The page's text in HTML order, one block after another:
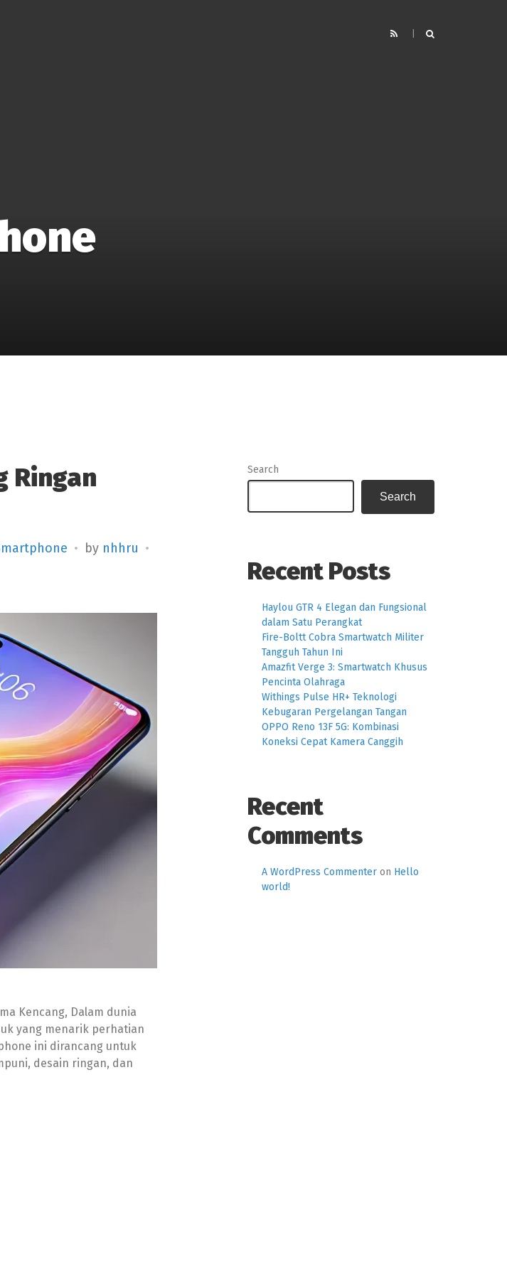
Ringan
by nhhru
Kencang, Dalam dunia
yang menarik perhatian
ini dirancang untuk
desain ringan, dan
Search
Search
Recent Posts
Haylou GTR 4 Elegan dan Fungsional
dalam Satu Perangkat
Fire-Boltt Cobra Smartwatch Militer
Tangguh Tahun Ini
Amazfit Verge 3: Smartwatch Khusus
Pencinta Olahraga
Withings Pulse HR+ Teknologi
Kebugaran Pergelangan Tangan
OPPO Reno 13F 5G: Kombinasi
Koneksi Cepat Kamera Canggih
Recent
Comments
A WordPress Commenter on Hello
world!